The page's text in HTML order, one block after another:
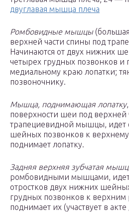
двуглавая мышца плеча
Ромбовидные мышцы
верхней части спины под
Начинаются от двух нижних
четырех грудных позвонков и
медиальному краю лопатки;
позвоночнику.
Мышца, поднимающая лопатку
поверхности шеи под верхней
трапециевидной мышцы, идет
шейных позвонков к верхнему
поднимает лопатку.
Задняя верхняя зубчатая
ромбовидными мышцами, идет
отростков двух нижних
грудных позвонков к верхним
поднимает их (участвует в